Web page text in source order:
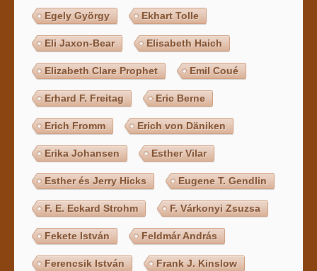
Egely György Ekhart Tolle
Eli Jaxon-Bear Elisabeth Haich
Elizabeth Clare Prophet Emil Coué
Erhard F. Freitag Eric Berne
Erich Fromm Erich von Däniken
Erika Johansen Esther Vilar
Esther és Jerry Hicks Eugene T. Gendlin
F. E. Eckard Strohm F. Várkonyi Zsuzsa
Fekete István Feldmár András
Ferencsik István Frank J. Kinslow